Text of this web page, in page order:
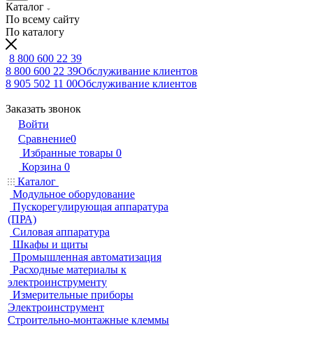
Каталог
По всему сайту
По каталогу
8 800 600 22 39
8 800 600 22 39Обслуживание клиентов
8 905 502 11 00Обслуживание клиентов
Заказать звонок
Войти
Сравнение0
Избранные товары 0
Корзина 0
Каталог
Модульное оборудование
Пускорегулирующая аппаратура
(ПРА)
Силовая аппаратура
Шкафы и щиты
Промышленная автоматизация
Расходные материалы к
электроинструменту
Измерительные приборы
Электроинструмент
Строительно-монтажные клеммы